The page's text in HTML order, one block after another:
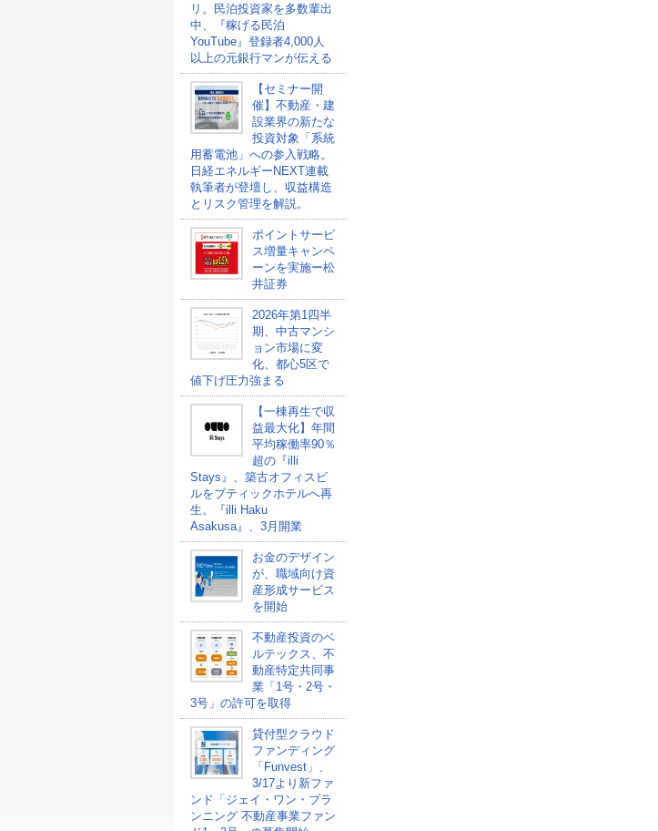
リ。民泊投資家を多数輩出
中、『稼げる民泊
YouTube』登録者4,000人
以上の元銀行マンが伝える
【セミナー開
催】不動産・建
設業界の新たな
投資対象「系統
用蓄電池」への参入戦略。
日経エネルギーNEXT連載
執筆者が登壇し、収益構造
とリスク管理を解説。
ポイントサービ
ス増量キャンペ
ーンを実施ー松
井証券
2026年第1四半
期、中古マンシ
ョン市場に変
化、都心5区で
値下げ圧力強まる
【一棟再生で収
益最大化】年間
平均稼働率90％
超の『illi
Stays』、築古オフィスビ
ルをブティックホテルへ再
生。『illi Haku
Asakusa』、3月開業
お金のデザイン
が、職域向け資
産形成サービス
を開始
不動産投資のベ
ルテックス、不
動産特定共同事
業「1号・2号・
3号」の許可を取得
貸付型クラウド
ファンディング
「Funvest」、
3/17より新ファ
ンド「ジェイ・ワン・プラ
ンニング 不動産事業ファン